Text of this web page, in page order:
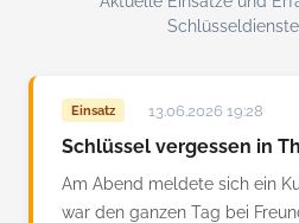
Einsatz 13.06.2026 19:28
Schlüssel vergessen in
Am Abend meldete sich ein
war den ganzen Tag bei